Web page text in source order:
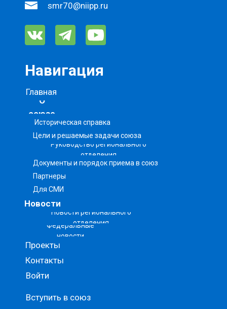
smr70@niipp.ru
О
союзе
Новости
Проекты
Контакты
Навигация
Главная
Войти
Вступить в союз
Историческая справка
Цели и решаемые задачи союза
Руководство регионального
отделения
Документы и порядок приема в союз
Партнеры
Для СМИ
Новости регионального
отделения
Федеральные
новости